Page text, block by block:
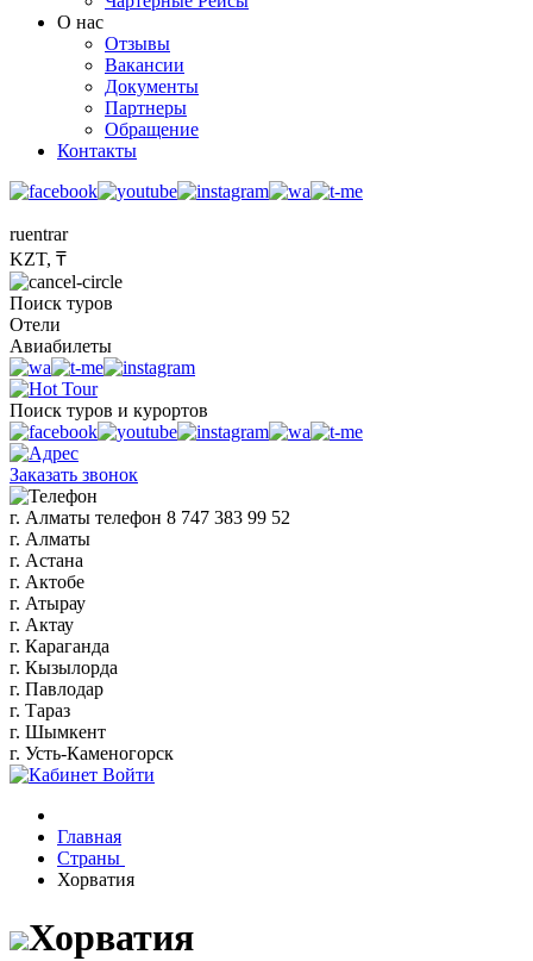
О нас
Отзывы
Вакансии
Документы
Партнеры
Обращение
Контакты
ruentrar
KZT, ₸
Поиск туров
Отели
Авиабилеты
Поиск туров и курортов
Заказать звонок
г. Алматы телефон 8 747 383 99 52
г. Алматы
г. Астана
г. Актобе
г. Атырау
г. Актау
г. Караганда
г. Кызылорда
г. Павлодар
г. Тараз
г. Шымкент
г. Усть-Каменогорск
Войти
Главная
Страны
Хорватия
Хорватия